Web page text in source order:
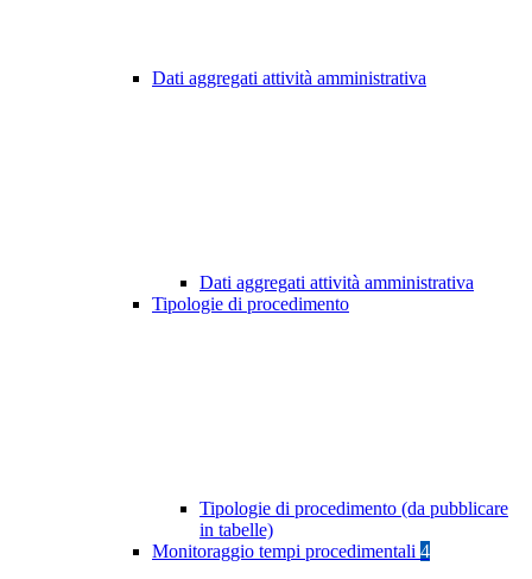
Dati aggregati attività amministrativa
Dati aggregati attività amministrativa
Tipologie di procedimento
Tipologie di procedimento (da pubblicare
in tabelle)
Monitoraggio tempi procedimentali 4